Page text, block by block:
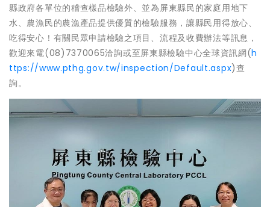
縣政府各單位的稽查樣品檢驗外、並為屏東縣民的家庭用地下
水、農漁民的農漁產品提供優質的檢驗服務，讓縣民用得放心、
吃得安心！有關民眾申請檢驗之項目、流程及收費辦法等訊息，
歡迎來電(08)7370065洽詢或至屏東縣檢驗中心全球資訊網(h
ttps://www.pthg.gov.tw/inspection/Default.aspx)查
詢。